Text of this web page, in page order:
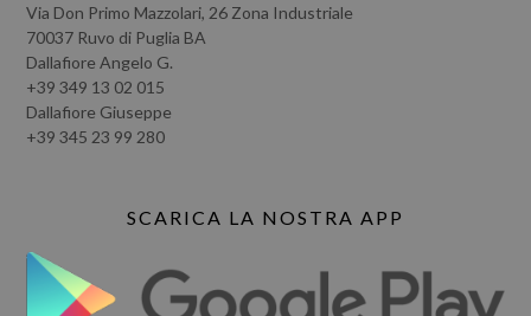
Via Don Primo Mazzolari, 26 Zona Industriale
70037 Ruvo di Puglia BA
Dallafiore Angelo G.
+39 349 13 02 015
Dallafiore Giuseppe
+39 345 23 99 280
SCARICA LA NOSTRA APP